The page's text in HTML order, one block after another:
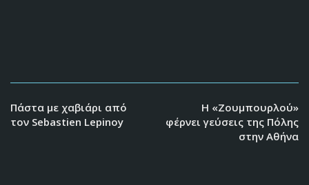
Πάστα με χαβιάρι από
τον Sebastien Lepinoy
Η «Ζουμπουρλού»
φέρνει γεύσεις της Πόλης
στην Αθήνα